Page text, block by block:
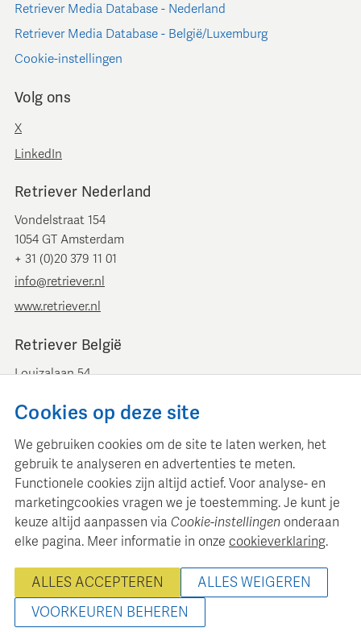
Retriever Media Database - Nederland
Retriever Media Database - België/Luxemburg
Cookie-instellingen
Volg ons
X
LinkedIn
Retriever Nederland
Vondelstraat 154
1054 GT Amsterdam
+ 31 (0)20 379 11 01
info@retriever.nl
www.retriever.nl
Retriever België
Louizalaan 54
+ 32 (0)2 893 00 52
www.retrievermedia.be
Retriever Media Informatie onderhoudt een gestructureerde
mediadatabase voor professionele mediaplanning en analyse.
© 2000 - 2026 Retriever Media Informatie B.V. - Alle rechten
voorbehouden
Cookies op deze site
We gebruiken cookies om de site te laten werken, het
gebruik te analyseren en advertenties te meten.
Functionele cookies zijn altijd actief. Voor analyse- en
marketingcookies vragen we je toestemming. Je kunt je
keuze altijd aanpassen via Cookie-instellingen onderaan
elke pagina. Meer informatie in onze cookieverklaring.
ALLES ACCEPTEREN
ALLES WEIGEREN
VOORKEUREN BEHEREN